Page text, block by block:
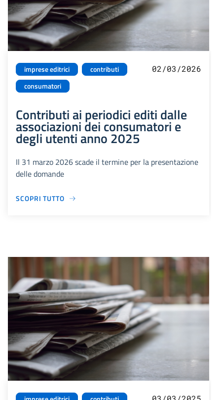
imprese editrici
contributi
consumatori
02/03/2026
Contributi ai periodici editi dalle
associazioni dei consumatori e
degli utenti anno 2025
Il 31 marzo 2026 scade il termine per la presentazione
delle domande
SCOPRI TUTTO